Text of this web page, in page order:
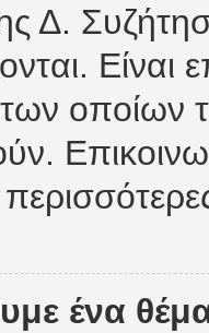
Δ.
Είναι
οποίων
ένα